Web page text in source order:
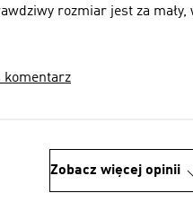
rozmiar jest za
komentarz
Zobacz więcej opinii